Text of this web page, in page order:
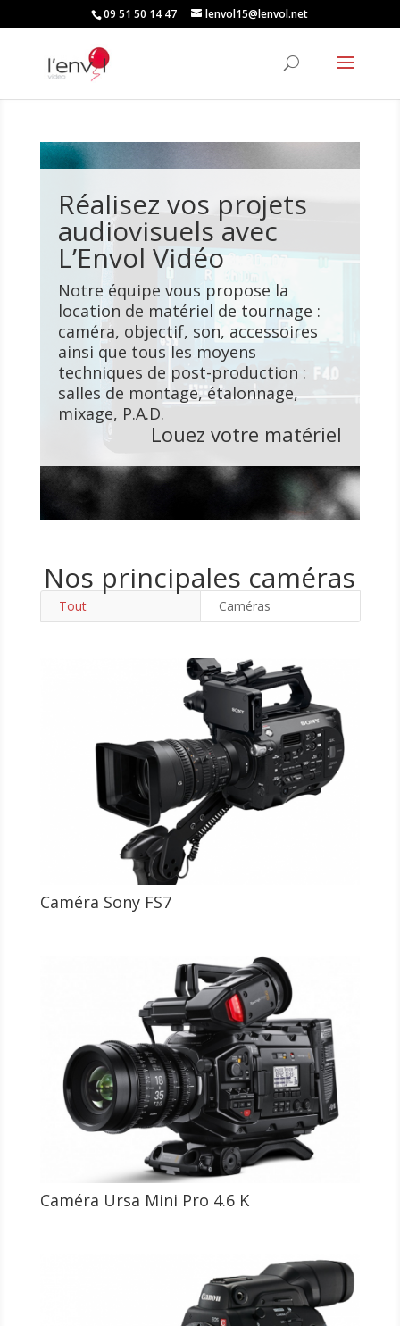
09 51 50 14 47 lenvol15@lenvol.net
Réalisez vos projets
audiovisuels avec
L’Envol Vidéo
Notre équipe vous propose la
location de matériel de tournage :
caméra, objectif, son, accessoires
ainsi que tous les moyens
techniques de post-production :
salles de montage, étalonnage,
mixage, P.A.D.
Louez votre matériel
Nos principales caméras
Tout Caméras
Caméra Sony FS7
Caméra Ursa Mini Pro 4.6 K